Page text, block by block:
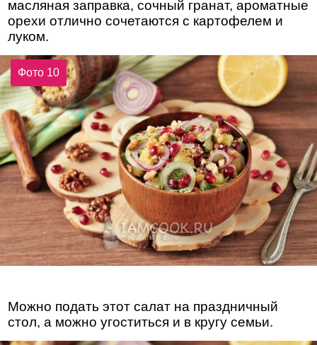
масляная заправка, сочный гранат, ароматные
орехи отлично сочетаются с картофелем и
луком.
Фото 10
Можно подать этот салат на праздничный
стол, а можно угоститься и в кругу семьи.